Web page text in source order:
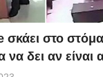
σκάει στο
να δει αν είναι